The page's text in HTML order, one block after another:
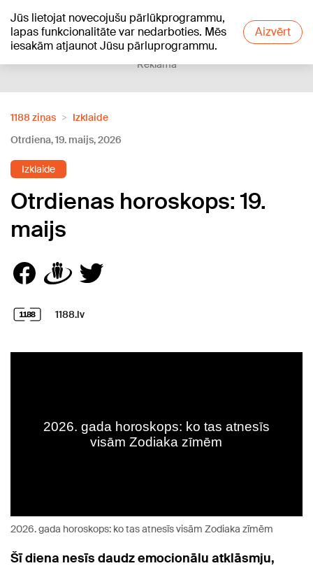
Jūs lietojat novecojušu pārlūkprogrammu,
lapas funkcionalitāte var nedarboties. Mēs
iesakām atjaunot Jūsu pārluprogrammu.
Aizvērt
+18°C
Reklāma
1188 ziņas
Izklaide
Otrdiena, 19. maijs, 2026
Izklaide
Otrdienas horoskops: 19.
maijs
1188.lv
2026. gada horoskops: ko tas atnesīs visām Zodiaka zīmēm
Šī diena nesīs daudz emocionālu atklāsmju,